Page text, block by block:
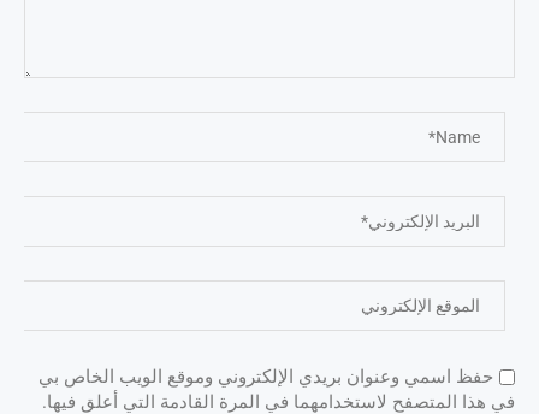
حفظ اسمي وعنوان بريدي الإلكتروني وموقع الويب الخاص بي
في هذا المتصفح لاستخدامهما في المرة القادمة التي أعلق فيها.